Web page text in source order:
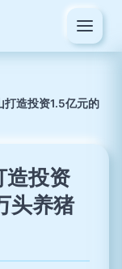
打造投资1.5亿元的
造投资
头养猪